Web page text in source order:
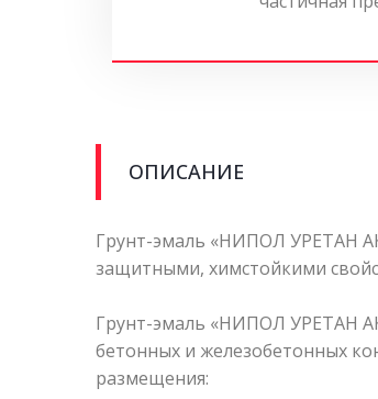
ОПИСАНИЕ
Грунт-эмаль «НИПОЛ УРЕТАН
защитными, химстойкими
Грунт-эмаль «НИПОЛ УРЕТАН
бетонных и железобетонных
размещения: